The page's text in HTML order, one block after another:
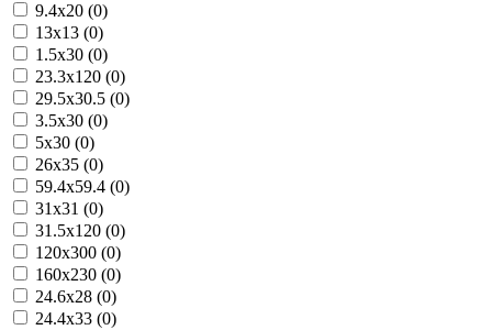
9.4x20 (0)
13x13 (0)
1.5x30 (0)
23.3x120 (0)
29.5x30.5 (0)
3.5x30 (0)
5x30 (0)
26x35 (0)
59.4x59.4 (0)
31x31 (0)
31.5x120 (0)
120x300 (0)
160x230 (0)
24.6x28 (0)
24.4x33 (0)